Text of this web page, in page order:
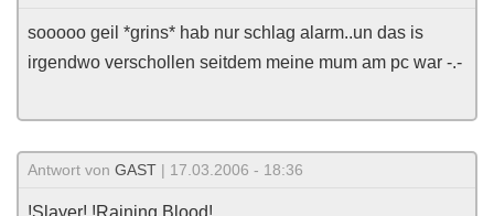
sooooo geil *grins* hab nur schlag alarm..un das is
irgendwo verschollen seitdem meine mum am pc war -.-
Antwort von GAST | 17.03.2006 - 18:36
!Slayer! !Raining Blood!